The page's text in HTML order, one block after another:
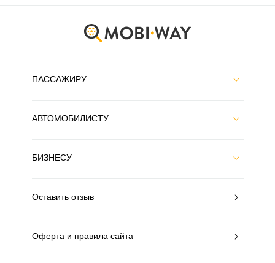
ПАССАЖИРУ
АВТОМОБИЛИСТУ
БИЗНЕСУ
Оставить отзыв
Оферта и правила сайта